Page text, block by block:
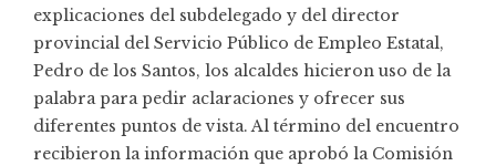
explicaciones del subdelegado y del director
provincial del Servicio Público de Empleo Estatal,
Pedro de los Santos, los alcaldes hicieron uso de la
palabra para pedir aclaraciones y ofrecer sus
diferentes puntos de vista. Al término del encuentro
recibieron la información que aprobó la Comisión